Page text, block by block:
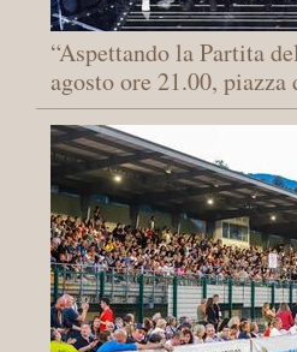
“Aspettando la Partita
agosto ore 21.00,